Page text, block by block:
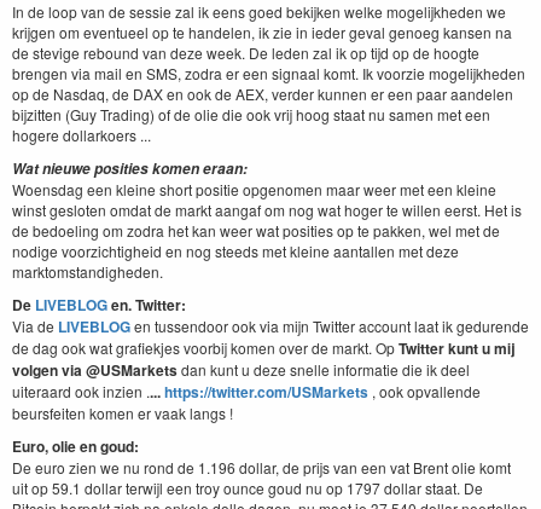
In de loop van de sessie zal ik eens goed bekijken welke mogelijkheden we
krijgen om eventueel op te handelen, ik zie in ieder geval genoeg kansen na
de stevige rebound van deze week. De leden zal ik op tijd op de hoogte
brengen via mail en SMS, zodra er een signaal komt. Ik voorzie mogelijkheden
op de Nasdaq, de DAX en ook de AEX, verder kunnen er een paar aandelen
bijzitten (Guy Trading) of de olie die ook vrij hoog staat nu samen met een
hogere dollarkoers ...
Wat nieuwe posities komen eraan:
Woensdag een kleine short positie opgenomen maar weer met een kleine
winst gesloten omdat de markt aangaf om nog wat hoger te willen eerst. Het is
de bedoeling om zodra het kan weer wat posities op te pakken, wel met de
nodige voorzichtigheid en nog steeds met kleine aantallen met deze
marktomstandigheden.
De LIVEBLOGen. Twitter:
Via de LIVEBLOGen tussendoor ook via mijn Twitter account laat ik gedurende
de dag ook wat grafiekjes voorbij komen over de markt. OpTwitter kunt u mij
volgen via @USMarketsdan kunt u deze snelle informatie die ik deel
uiteraard ook inzien ....https://twitter.com/USMarkets , ook opvallende
beursfeiten komen er vaak langs !
Euro, olie en goud:
De euro zien we nu rond de 1.196 dollar, de prijs van een vat Brent olie komt
uit op 59.1 dollar terwijl een troy ounce goud nu op 1797 dollar staat. De